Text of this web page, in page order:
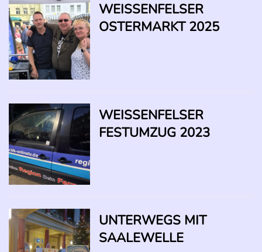
WEISSENFELSER O
STERMARKT 2025
WEISSENFELSER F
ESTUMZUG 2023
UNTERWEGS MIT
SAALEWELLE